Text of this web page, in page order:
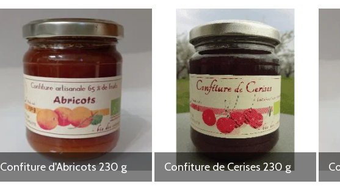
Confiture d'Abricots 230 g Confiture de Cerises 230 g